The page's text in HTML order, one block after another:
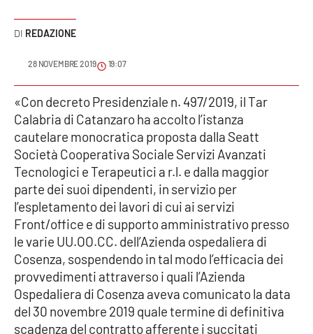
Meteo
Editoriali
VIDEO
Ambiente
Cronaca
Cultura
Economia e Lavoro
REDAZIONE
28 NOVEMBRE 2019 19:07
«Con decreto Presidenziale n. 497/2019, il Tar
Calabria di Catanzaro ha accolto l’istanza
cautelare monocratica proposta dalla Seatt
Società Cooperativa Sociale Servizi Avanzati
Tecnologici e Terapeutici a r.l. e dalla maggior
parte dei suoi dipendenti, in servizio per
l’espletamento dei lavori di cui ai servizi
Front/office e di supporto amministrativo presso
le varie UU.OO.CC. dell’Azienda ospedaliera di
Cosenza, sospendendo in tal modo l’efficacia dei
provvedimenti attraverso i quali l’Azienda
Ospedaliera di Cosenza aveva comunicato la data
del 30 novembre 2019 quale termine di definitiva
scadenza del contratto afferente i succitati